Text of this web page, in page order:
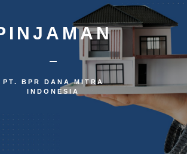
PT. BPR DANA MITRA
INDONESIA